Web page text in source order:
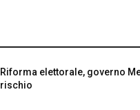
Riforma elettorale, governo
rischio